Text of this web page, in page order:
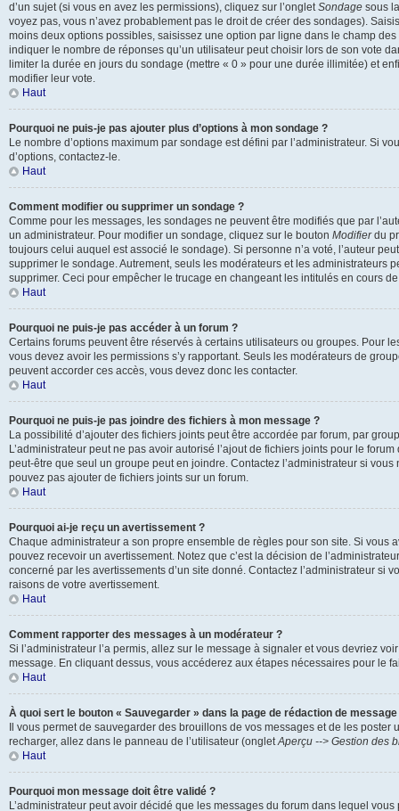
d’un sujet (si vous en avez les permissions), cliquez sur l’ongletSondage sous
voyez pas, vous n’avez probablement pas le droit de créer des sondages).
moins deux options possibles, saisissez une option par ligne dans le champ
indiquer le nombre de réponses qu’un utilisateur peut choisir lors de son vote
limiter la durée en jours du sondage (mettre « 0 » pour une durée illimitée) et
modifier leur vote.
Haut
Pourquoi ne puis-je pas ajouter plus d’options à mon sondage ?
Le nombre d’options maximum par sondage est défini par l’administrateur. Si
d’options, contactez-le.
Haut
Comment modifier ou supprimer un sondage ?
Comme pour les messages, les sondages ne peuvent être modifiés que par
un administrateur. Pour modifier un sondage, cliquez sur le bouton Modifierdu
toujours celui auquel est associé le sondage). Si personne n’a voté, l’auteur
supprimer le sondage. Autrement, seuls les modérateurs et les administrateurs
supprimer. Ceci pour empêcher le trucage en changeant les intitulés en cours
Haut
Pourquoi ne puis-je pas accéder à un forum ?
Certains forums peuvent être réservés à certains utilisateurs ou groupes. Pour
vous devez avoir les permissions s’y rapportant. Seuls les modérateurs de
peuvent accorder ces accès, vous devez donc les contacter.
Haut
Pourquoi ne puis-je pas joindre des fichiers à mon message ?
La possibilité d’ajouter des fichiers joints peut être accordée par forum, par
L’administrateur peut ne pas avoir autorisé l’ajout de fichiers joints pour le
peut-être que seul un groupe peut en joindre. Contactez l’administrateur si
pouvez pas ajouter de fichiers joints sur un forum.
Haut
Pourquoi ai-je reçu un avertissement ?
Chaque administrateur a son propre ensemble de règles pour son site. Si vous
pouvez recevoir un avertissement. Notez que c’est la décision de
concerné par les avertissements d’un site donné. Contactez l’administrateur si
raisons de votre avertissement.
Haut
Comment rapporter des messages à un modérateur ?
Si l’administrateur l’a permis, allez sur le message à signaler et vous devriez
message. En cliquant dessus, vous accéderez aux étapes nécessaires pour le
Haut
À quoi sert le bouton « Sauvegarder » dans la page de rédaction de message
Il vous permet de sauvegarder des brouillons de vos messages et de les poster
recharger, allez dans le panneau de l’utilisateur (ongletAperçu --> Gestion des
Haut
Pourquoi mon message doit être validé ?
L’administrateur peut avoir décidé que les messages du forum dans lequel vous